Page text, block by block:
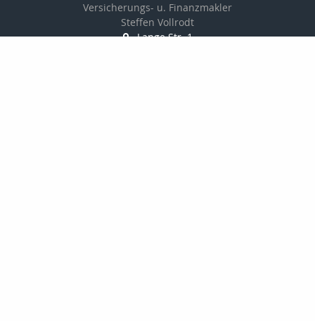
Versicherungs- u. Finanzmakler
Steffen Vollrodt
Lange Str. 1